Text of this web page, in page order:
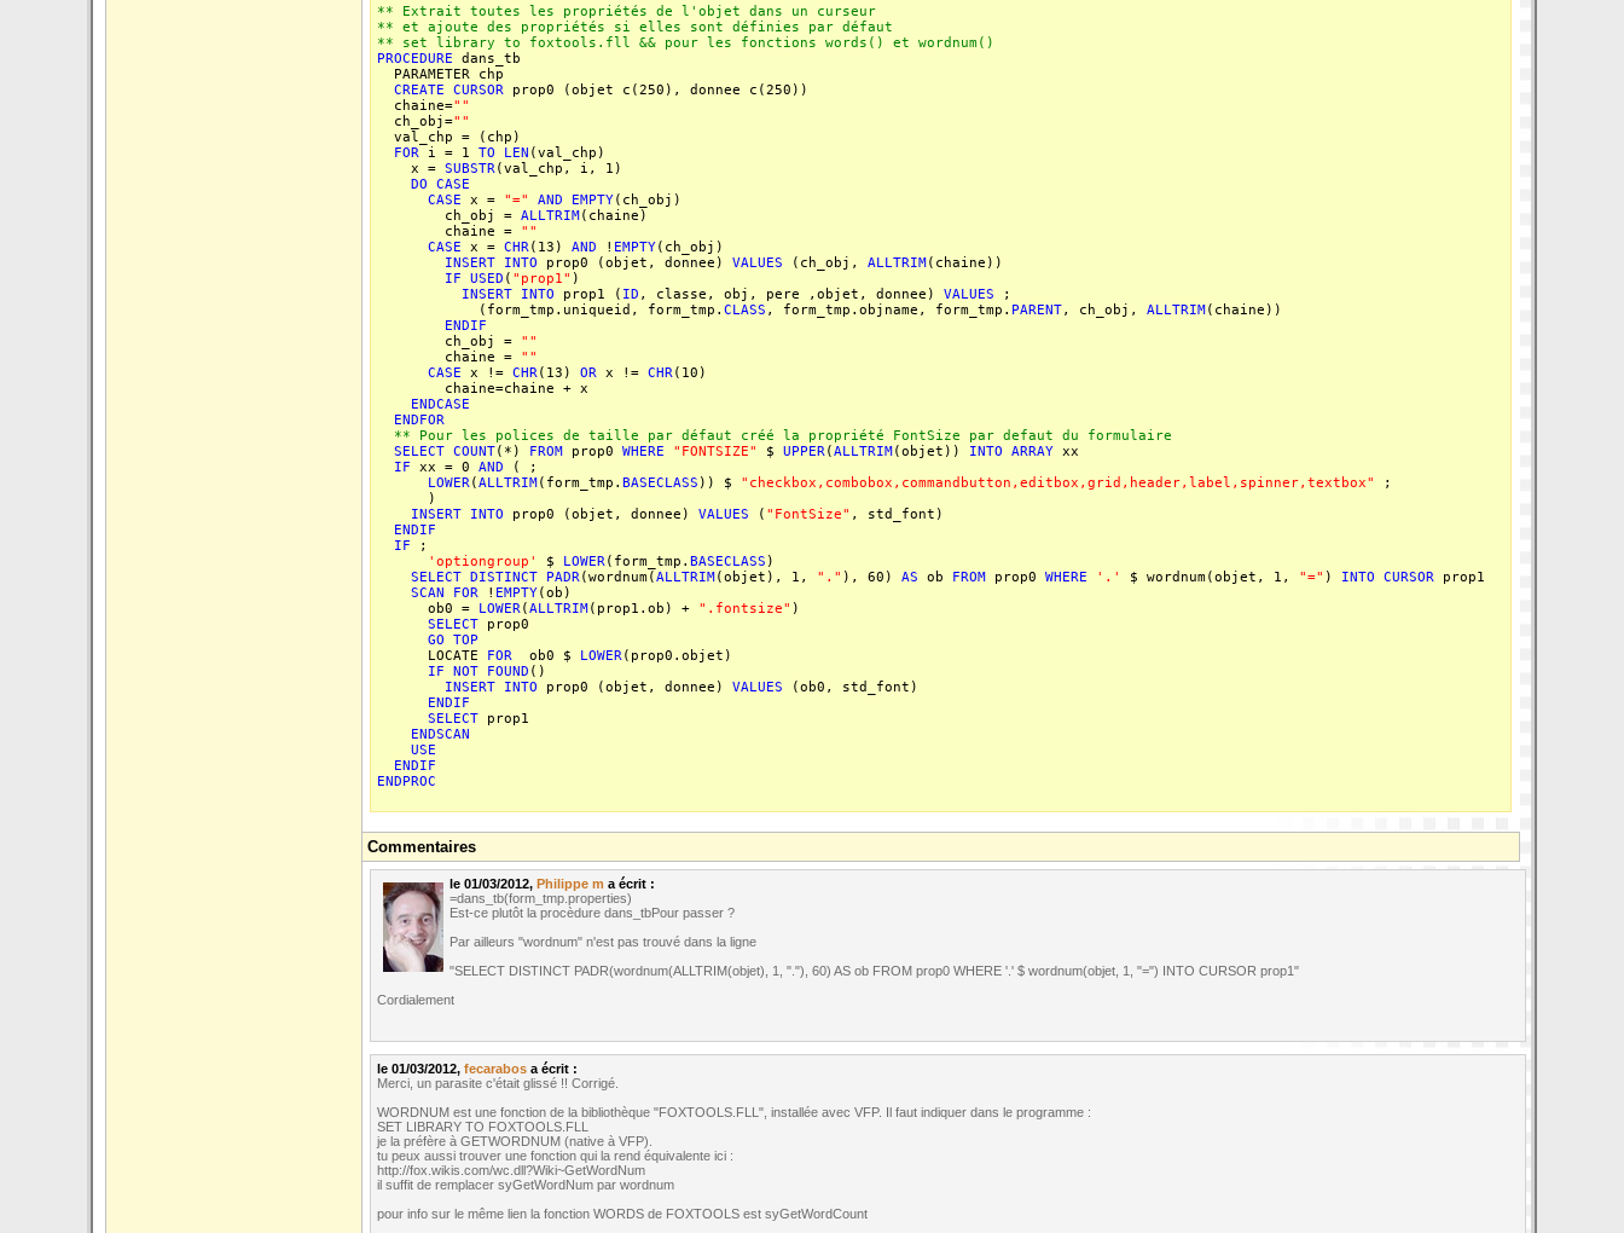
** Extrait toutes les propriétés de l'objet dans un curseur
** et ajoute des propriétés si elles sont définies par défaut
** set library to foxtools.fll && pour les fonctions words() et wordnum()
PROCEDURE dans_tb
PARAMETER chp
CREATE
CURSOR prop0 (objet c(250), donnee c(250))
chaine=""
ch_obj=""
val_chp = (chp)
FOR i = 1 TO LEN (val_chp)
x = SUBSTR(val_chp, i, 1)
DO
CASE
CASE x = "=" AND EMPTY(ch_obj)
ch_obj = ALLTRIM(chaine)
chaine = ""
CASE x = CHR(13) AND ! EMPTY(ch_obj)
INSERT
INTO prop0 (objet, donnee) VALUES (ch_obj, ALLTRIM(chaine))
IF
USED ( "prop1" )
INSERT
INTO prop1 ( ID , classe, obj, pere ,objet, donnee) VALUES ;
(form_tmp.uniqueid, form_tmp. CLASS , form_tmp.objname, form_tmp. PARENT, ch_obj, ALLTRIM(chaine))
ENDIF
ch_obj = ""
chaine = ""
CASE x != CHR(13) OR x != CHR(10)
chaine=chaine + x
ENDCASE
ENDFOR
** Pour les polices de taille par défaut créé la propriété FontSize par defaut du formulaire
SELECT COUNT(*) FROM prop0 WHERE "FONTSIZE" $ UPPER(ALLTRIM(objet)) INTO ARRAY xx
IF xx = 0 AND ( ;
LOWER(ALLTRIM(form_tmp. BASECLASS )) $ "checkbox,combobox,commandbutton,editbox,grid,header,label,spinner,textbox"
;
)
INSERT
INTO prop0 (objet, donnee) VALUES ( "FontSize" , std_font)
ENDIF
IF ;
'optiongroup'
$ LOWER(form_tmp. BASECLASS )
SELECT DISTINCT PADR(wordnum(ALLTRIM(objet), 1, "." ), 60) AS ob FROM prop0 WHERE '.' $ wordnum(objet, 1, "=" ) INTO CURSOR prop1
SCAN
FOR ! EMPTY(ob)
ob0 = LOWER(ALLTRIM(prop1.ob) + ".fontsize" )
SELECT prop0
GO
TOP
LOCATE FOR ob0 $ LOWER(prop0.objet)
IF
NOT FOUND ()
INSERT
INTO prop0 (objet, donnee) VALUES (ob0, std_font)
ENDIF
SELECT prop1
ENDSCAN
USE
ENDIF
ENDPROC
Commentaires
le 01/03/2012, Philippe m a écrit :
=dans_tb(form_tmp.properties)
Est-ce plutôt la procèdure dans_tbPour passer ?
Par ailleurs "wordnum" n'est pas trouvé dans la ligne
"SELECT DISTINCT PADR(wordnum(ALLTRIM(objet), 1, "."), 60) AS ob FROM prop0 WHERE '.' $ wordnum(objet, 1, "=") INTO CURSOR prop1"
Cordialement
le 01/03/2012, fecarabos a écrit :
Merci, un parasite c'était glissé !! Corrigé.
WORDNUM est une fonction de la bibliothèque "FOXTOOLS.FLL", installée avec VFP. Il faut indiquer dans le programme :
SET LIBRARY TO FOXTOOLS.FLL
je la préfère à GETWORDNUM (native à VFP).
tu peux aussi trouver une fonction qui la rend équivalente ici :
http://fox.wikis.com/wc.dll?Wiki~GetWordNum
il suffit de remplacer syGetWordNum par wordnum
pour info sur le même lien la fonction WORDS de FOXTOOLS est syGetWordCount